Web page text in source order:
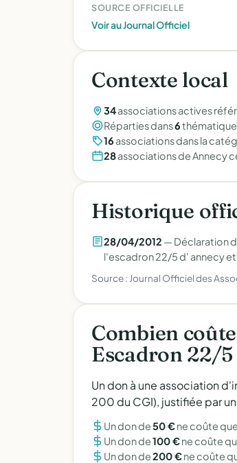
SOURCE OFFICIELLE
Voir au Journal Officiel
Contexte local
34associations actives
Réparties dans6
16 associations dans la
28associations de Annecy
Historique
28/04/2012 — Déclaration
l'escadron 22/5 d' annecy
Source : Journal Officiel des
Combien
Escadron 22/5
Un don à une association
200 du CGI), justifiée par
Un don de50 €ne coûte que
Un don de100 €ne coûte
Un don de200 €ne coûte